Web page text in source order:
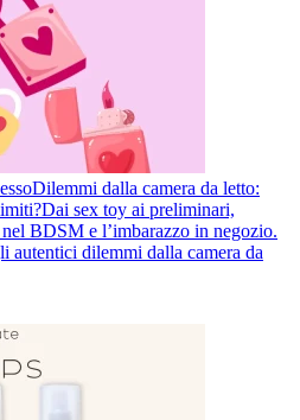
Dilemmi dalla camera da letto:
Dai sex toy ai preliminari,
BDSM e l’imbarazzo in negozio.
autentici dilemmi dalla camera da